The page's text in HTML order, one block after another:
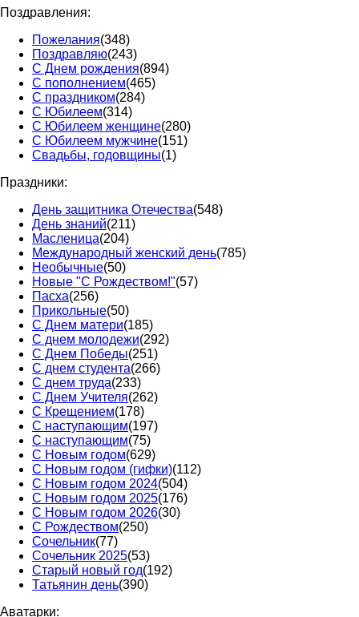
Поздравления:
Пожелания(348)
Поздравляю(243)
С Днем рождения(894)
С пополнением(465)
С праздником(284)
С Юбилеем(314)
С Юбилеем женщине(280)
С Юбилеем мужчине(151)
Свадьбы, годовщины(1)
Праздники:
День защитника Отечества(548)
День знаний(211)
Масленица(204)
Международный женский день(785)
Необычные(50)
Новые "С Рождеством!"(57)
Пасха(256)
Прикольные(50)
С Днем матери(185)
С днем молодежи(292)
С Днем Победы(251)
С днем студента(266)
С днем труда(233)
С Днем Учителя(262)
С Крещением(178)
С наступающим(197)
С наступающим(75)
С Новым годом(629)
С Новым годом (гифки)(112)
С Новым годом 2024(504)
С Новым годом 2025(176)
С Новым годом 2026(30)
С Рождеством(250)
Сочельник(77)
Сочельник 2025(53)
Старый новый год(192)
Татьянин день(390)
Аватарки: